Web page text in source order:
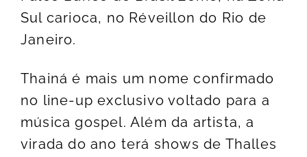
Sul carioca, no Réveillon do Rio de
Janeiro.
Thainá é mais um nome confirmado
no line-up exclusivo voltado para a
música gospel. Além da artista, a
virada do ano terá shows de Thalles